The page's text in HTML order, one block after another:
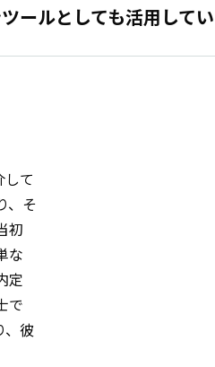
ールとしても活用して
して
、そ
初
な
定
で
、彼